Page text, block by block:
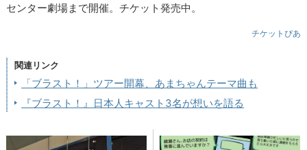
センター劇場まで開催。チケット発売中。
チケットぴあ
関連リンク
「ブラスト！」ツアー開幕、あまちゃんテーマ曲も
『ブラスト！』日本人キャスト3名が想いを語る